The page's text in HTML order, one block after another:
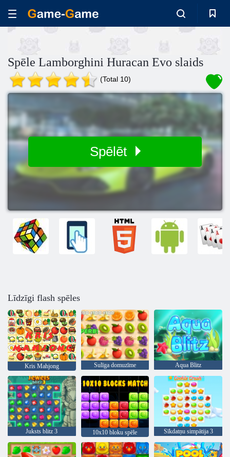
Spēle Lamborghini Huracan Evo slaids
(Total 10)
Spēlēt
Līdzīgi flash spēles
Kris Mahjong Sulīga domuzīme Aqua Blitz
Juksts blitz 3 10x10 bloku spēle Sīkdatņu simpātija 3